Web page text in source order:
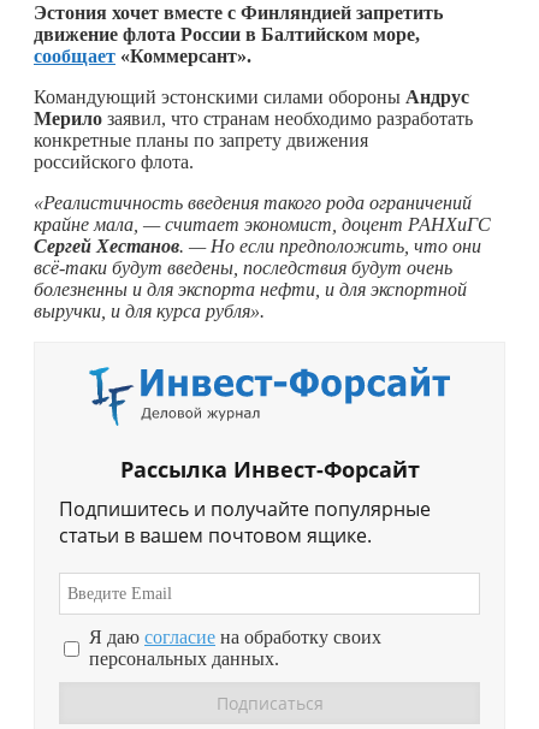
Эстония хочет вместе с Финляндией запретить
движение флота России в Балтийском море,
сообщает «Коммерсант».
Командующий эстонскими силами обороны Андрус
Мерило заявил, что странам необходимо разработать
конкретные планы по запрету движения
российского флота.
«Реалистичность введения такого рода ограничений
крайне мала, — считает экономист, доцент РАНХиГС
Сергей Хестанов. — Но если предположить, что они
всё-таки будут введены, последствия будут очень
болезненны и для экспорта нефти, и для экспортной
выручки, и для курса рубля».
Рассылка Инвест-Форсайт
Подпишитесь и получайте популярные
статьи в вашем почтовом ящике.
Я даю согласие на обработку своих
персональных данных.